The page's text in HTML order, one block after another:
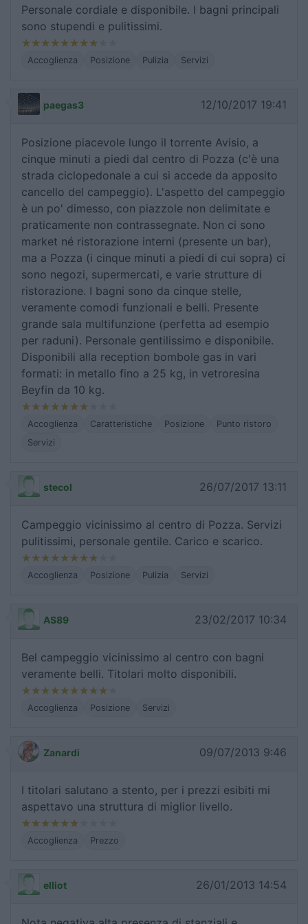
Personale cordiale e disponibile. I bagni principali
sono stupendi e pulitissimi.
Accoglienza Posizione Pulizia Servizi
paegas3 12/10/2017 19:41
Posizione piacevole lungo il torrente Avisio, a
cinque minuti a piedi dal centro di Pozza (c'è una
strada ciclopedonale a cui si accede da apposito
cancello del campeggio). L'aspetto del campeggio
è un po' dimesso, con piazzole non delimitate e
praticamente non contrassegnate. Non ci sono
market né ristorazione interni (presente un bar),
ma a Pozza (i cinque minuti a piedi di cui sopra) ci
sono negozi, supermercati, e varie strutture di
ristorazione. I bagni sono da cinque stelle,
veramente comodi funzionali e belli. Presente
grande sala multifunzione (perfetta ad esempio
per raduni). Personale gentilissimo e disponibile.
Disponibili alla reception bombole gas in vari
formati: in metallo fino a 25 kg, in vetroresina
Beyfin da 10 kg.
Accoglienza Caratteristiche Posizione
Punto ristoro
Servizi
stecol 26/07/2017 13:11
Campeggio vicinissimo al centro di Pozza. Servizi
pulitissimi, personale gentile. Carico e scarico.
Accoglienza Posizione Pulizia Servizi
AS89 23/02/2017 10:34
Bel campeggio vicinissimo al centro con bagni
veramente belli. Titolari molto disponibili.
Accoglienza Posizione Servizi
Zanardi 09/07/2013 9:46
I titolari salutano a stento, per i prezzi esibiti mi
aspettavo una struttura di miglior livello.
Accoglienza Prezzo
elliot 26/01/2013 14:54